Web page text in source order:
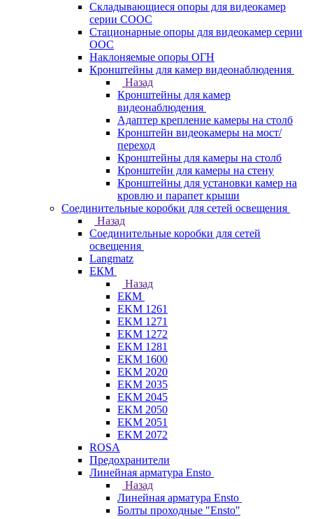
Складывающиеся опоры для видеокамер
серии СООС
Стационарные опоры для видеокамер серии
ООС
Наклоняемые опоры ОГН
Кронштейны для камер видеонаблюдения
Назад
Кронштейны для камер
видеонаблюдения
Адаптер крепление камеры на столб
Кронштейн видеокамеры на мост/
переход
Кронштейны для камеры на столб
Кронштейн для камеры на стену
Кронштейны для установки камер на
кровлю и парапет крыши
Соединительные коробки для сетей освещения
Назад
Соединительные коробки для сетей
освещения
Langmatz
ЕКМ
Назад
ЕКМ
EKM 1261
EKM 1271
EKM 1272
EKM 1281
EKM 1600
EKM 2020
EKM 2035
EKM 2045
EKM 2050
EKM 2051
EKM 2072
ROSA
Предохранители
Линейная арматура Ensto
Назад
Линейная арматура Ensto
Болты проходные "Ensto"